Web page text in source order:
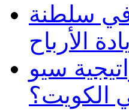
في سلطنة
الأرباح
سيو
الكويت؟